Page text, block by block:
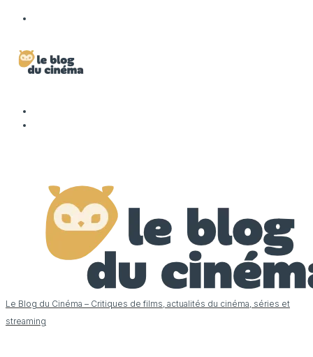
Le Blog du Cinéma – Critiques de films, actualités du cinéma, séries et
streaming